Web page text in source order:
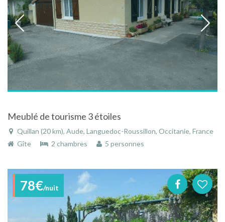
Meublé de tourisme 3 étoiles
Quillan (20 km), Aude, Languedoc-Roussillon, Occitanie, France
Gîte
2 chambres 5 personnes
78€/nuit